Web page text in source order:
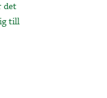
det
till